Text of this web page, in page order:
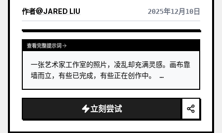
作者@JARED LIU 2025年12月10日
查看完整提示词
一张艺术家工作室的照片，凌乱却充满灵感。画布靠
墙而立，有些已完成，有些正在创作中。 …
立刻尝试